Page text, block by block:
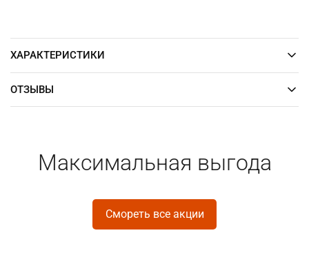
ХАРАКТЕРИСТИКИ
ОТЗЫВЫ
Максимальная выгода
Смореть все акции